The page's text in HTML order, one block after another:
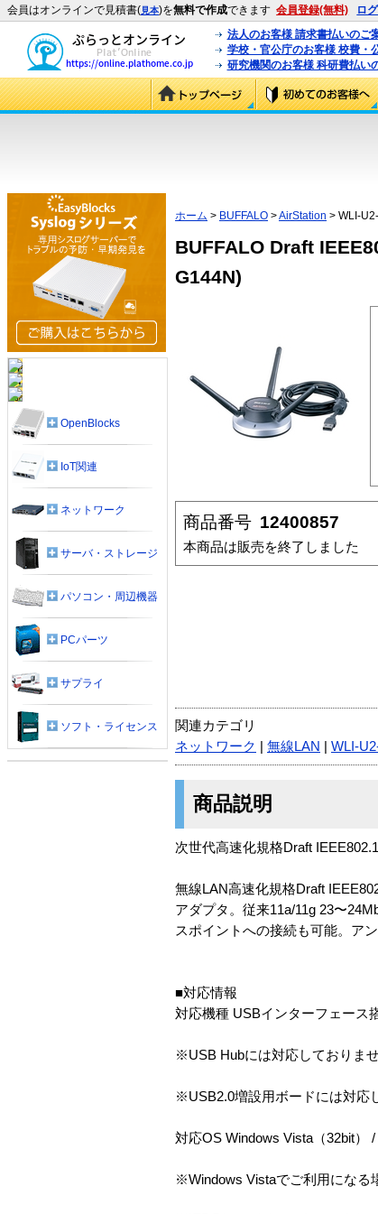
会員はオンラインで見積書(見本)を無料で作成できます 会員登録(無料) ロ
法人のお客様 請求書払いのご
学校・官公庁のお客様 校費・
研究機関のお客様 科研費払い
ホーム > BUFFALO >AirStation > WLI-
BUFFALO Draft
G144N)
商品番号 12400857
本商品は販売を終了しました
関連カテゴリ
ネットワーク
無線LAN WLI-
商品説明
次世代高速化規格Draft
無線LAN高速化規格Draft
アダプタ。従来11a/11g 23〜
スポイントへの接続も可能。ア
■対応情報
対応機種 USBインターフェース
※USB Hubには対応しておりま
※USB2.0増設用ボードには対応
対応OS Windows Vista（32bit）
※Windows Vistaでご利用になる
OpenBlocks
IoT関連
ネットワーク
サーバ・ストレージ
パソコン・周辺機器
PCパーツ
サプライ
ソフト・ライセンス